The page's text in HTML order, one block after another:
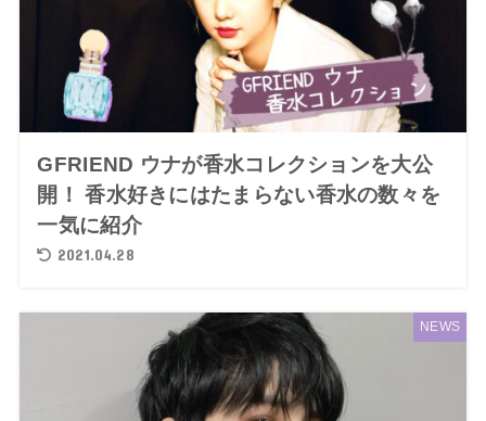
GFRIEND ウナが香水コレクションを大公
開！ 香水好きにはたまらない香水の数々を
一気に紹介
2021.04.28
NEWS